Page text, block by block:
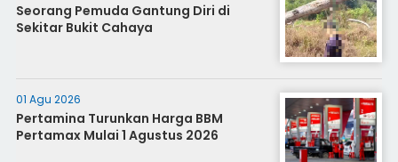
Seorang Pemuda Gantung Diri di
Sekitar Bukit Cahaya
01 Agu 2026
Pertamina Turunkan Harga BBM
Pertamax Mulai 1 Agustus 2026